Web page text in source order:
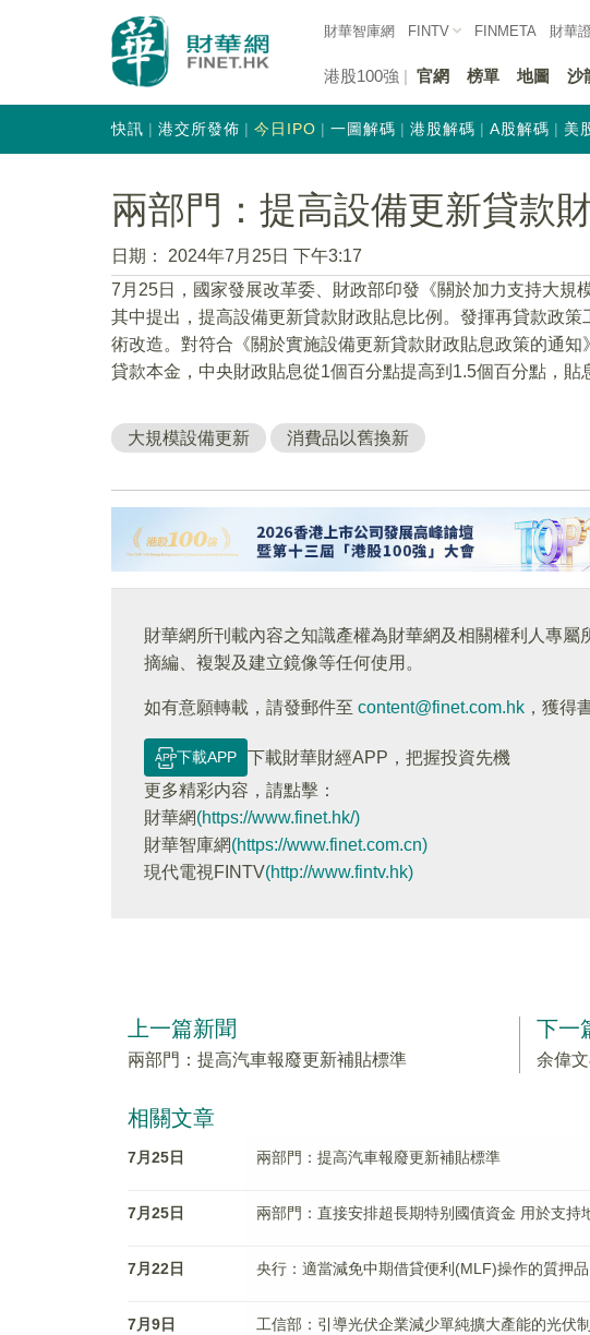
財華智庫網 FINTV FINMETA 財華
港股100強 官網 榜單 地圖 沙
快訊 港交所發佈 今日IPO 一圖解碼 港股解碼 A股解碼 美
兩部門：提高設備更新貸款
日期：
2024年7月25日 下午3:17
7月25日，國家發展改革委、財政部印發《關於加力支持大規
其中提出，提高設備更新貸款財政貼息比例。發揮再貸款政
術改造。對符合《關於實施設備更新貸款財政貼息政策的通
貸款本金，中央財政貼息從1個百分點提高到1.5個百分點，貼
大規模設備更新 消費品以舊換新
財華網所刊載內容之知識產權為財華網及相關權利人專屬
摘編、複製及建立鏡像等任何使用。
如有意願轉載，請發郵件至 content@finet.com.hk ，獲得
下載APP
下載財華財經APP，把握投資先機
更多精彩内容，請點擊：
財華網(https://www.finet.hk/)
財華智庫網(https://www.finet.com.cn)
現代電視FINTV(http://www.fintv.hk)
上一篇新聞
兩部門：提高汽車報廢更新補貼標準
下一
余偉
相關文章
7月25日 兩部門：提高汽車報廢更新補貼標準
7月25日 兩部門：直接安排超長期特别國債資金 用於支持
7月22日 央行：適當減免中期借貸便利(MLF)操作的質押品
7月9日 工信部：引導光伏企業減少單純擴大產能的光伏